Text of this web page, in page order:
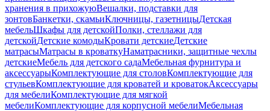
хранения в прихожуюВешалки, подставки для
зонтовБанкетки, скамьиКлючницы, газетницыДетская
мебельШкафы для детскойПолки, стеллажи для
детскойДетские комодыКровати детскиеДетские
матрасыМатрасы в кроваткуНаматрасники, защитные чехлы
детскиеМебель для детского садаМебельная фурнитура и
аксессуарыКомплектующие для столовКомплектующие для
стульевКомплектующие для кроватей и кроватокАксессуары
для мебелиКомплектующие для мягкой
мебелиКомплектующие для корпусной мебелиМебельная